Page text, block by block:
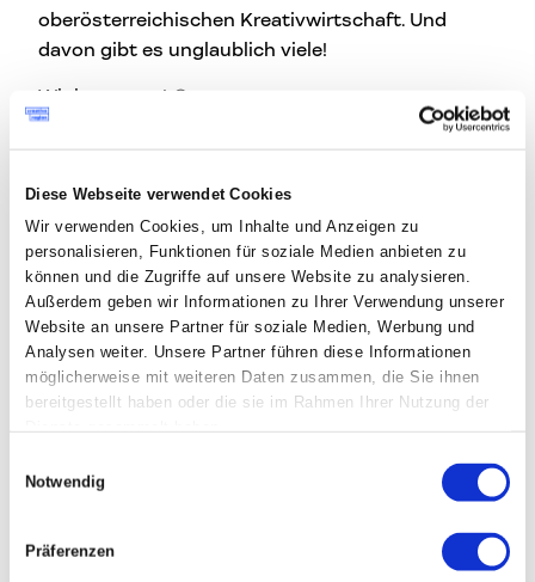
Diese Webseite verwendet Cookies
Wir verwenden Cookies, um Inhalte und Anzeigen zu
personalisieren, Funktionen für soziale Medien anbieten zu
können und die Zugriffe auf unsere Website zu analysieren.
Außerdem geben wir Informationen zu Ihrer Verwendung unserer
Website an unsere Partner für soziale Medien, Werbung und
Analysen weiter. Unsere Partner führen diese Informationen
möglicherweise mit weiteren Daten zusammen, die Sie ihnen
bereitgestellt haben oder die sie im Rahmen Ihrer Nutzung der
Notwendig
Präferenzen
Du hast Fragen?
Nina Hawrylow
oberösterreichischen Kreativwirtschaft. Und
davon gibt es unglaublich viele!
Wir lesen uns! 😉